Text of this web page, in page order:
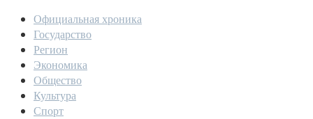
Официальная хроника
Государство
Регион
Экономика
Общество
Культура
Спорт